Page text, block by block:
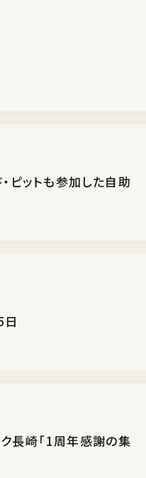
ピットも参加した自助
日
長崎「1周年感謝の集